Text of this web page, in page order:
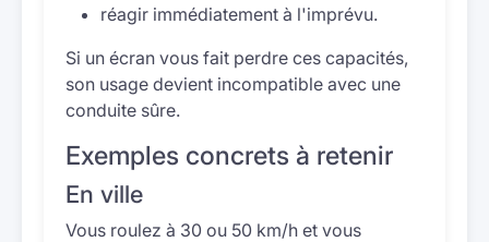
réagir immédiatement à l'imprévu.
Si un écran vous fait perdre ces capacités,
son usage devient incompatible avec une
conduite sûre.
Exemples concrets à retenir
En ville
Vous roulez à 30 ou 50 km/h et vous